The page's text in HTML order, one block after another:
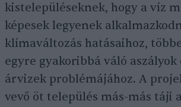
kistelepüléseknek, hogy a víz
képesek legyenek
klímaváltozás hatásaihoz,
egyre gyakoribbá váló
árvizek problémájához. A
vevő öt település más-más táji